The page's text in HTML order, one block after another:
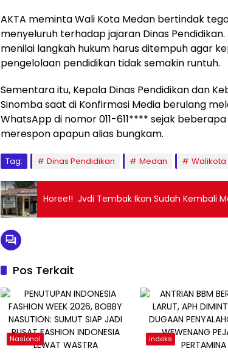
AKTA meminta Wali Kota Medan bertindak
menyeluruh terhadap jajaran Dinas
menilai langkah hukum harus ditempuh agar
pengelolaan pendidikan tidak semakin runtuh.
Sementara itu, Kepala Dinas Pendidikan dan
Sinomba saat di Konfirmasi Media berulang
WhatsApp di nomor 011-611**** sejak
merespon apapun alias bungkam.
Tag: Dinas Pendidikan Medan
Horee!! Jvdi Tembak Ikan Sudah Kembali
Pos Terkait
Nasional
indeks